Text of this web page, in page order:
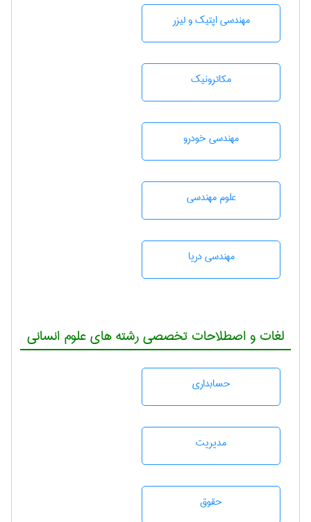
مهندسی اپتیک و لیزر
مکاترونیک
مهندسی خودرو
علوم مهندسی
مهندسی دریا
لغات و اصطلاحات تخصصی رشته های علوم انسانی
حسابداری
مديريت
حقوق